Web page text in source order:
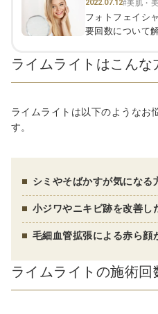
2022.07.12#美肌・
フォトフェイシ
要回数について
ライムライトはこんな
ライムライトは以下のようなお
す。
シミやそばかすが気になる
小ジワやニキビ跡を改善し
毛細血管拡張による赤ら顔
ライムライトの施術回